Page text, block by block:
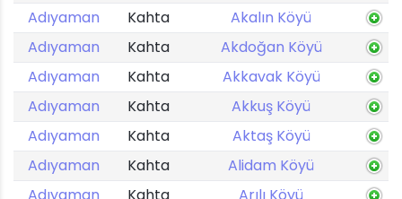
Adıyaman
Kahta
Akalın Köyü
Adıyaman
Kahta
Akdoğan Köyü
Adıyaman
Kahta
Akkavak Köyü
Adıyaman
Kahta
Akkuş Köyü
Adıyaman
Kahta
Aktaş Köyü
Adıyaman
Kahta
Alidam Köyü